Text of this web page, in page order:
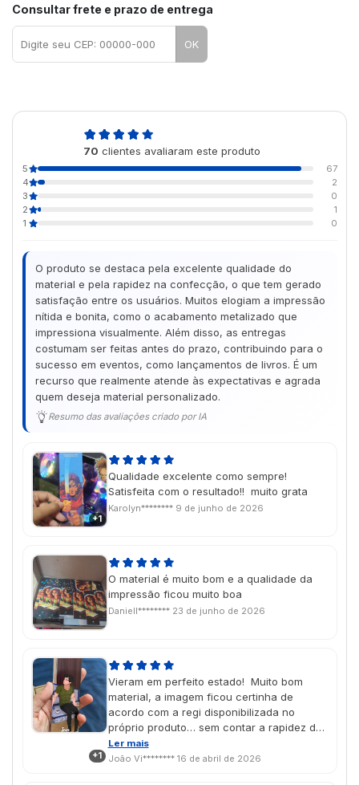
Consultar frete e prazo de entrega
OK
70 clientes avaliaram este produto
5
67
4
2
3
0
2
1
1
0
O produto se destaca pela excelente qualidade do
material e pela rapidez na confecção, o que tem gerado
satisfação entre os usuários. Muitos elogiam a impressão
nítida e bonita, como o acabamento metalizado que
impressiona visualmente. Além disso, as entregas
costumam ser feitas antes do prazo, contribuindo para o
sucesso em eventos, como lançamentos de livros. É um
recurso que realmente atende às expectativas e agrada
quem deseja material personalizado.
Resumo das avaliações criado por IA
+1
Qualidade excelente como sempre!
Satisfeita com o resultado!! muito grata
Karolyn******** 9 de junho de 2026
O material é muito bom e a qualidade da
impressão ficou muito boa
Daniell******** 23 de junho de 2026
+1
Vieram em perfeito estado! Muito bom
material, a imagem ficou certinha de
acordo com a regi disponibilizada no
próprio produto… sem contar a rapidez de
confecção e entrega!
Ler mais
João Vi******** 16 de abril de 2026